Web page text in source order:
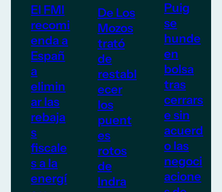
El FMI
recomi
enda a
Españ
a
elimin
ar las
rebaja
s
fiscale
s a la
energí
De Los
Mozos
trató
de
restabl
ecer
los
puent
es
rotos
de
Indra
Puig
se
hunde
en
bolsa
tras
cerrars
e sin
acuerd
o las
negoci
acione